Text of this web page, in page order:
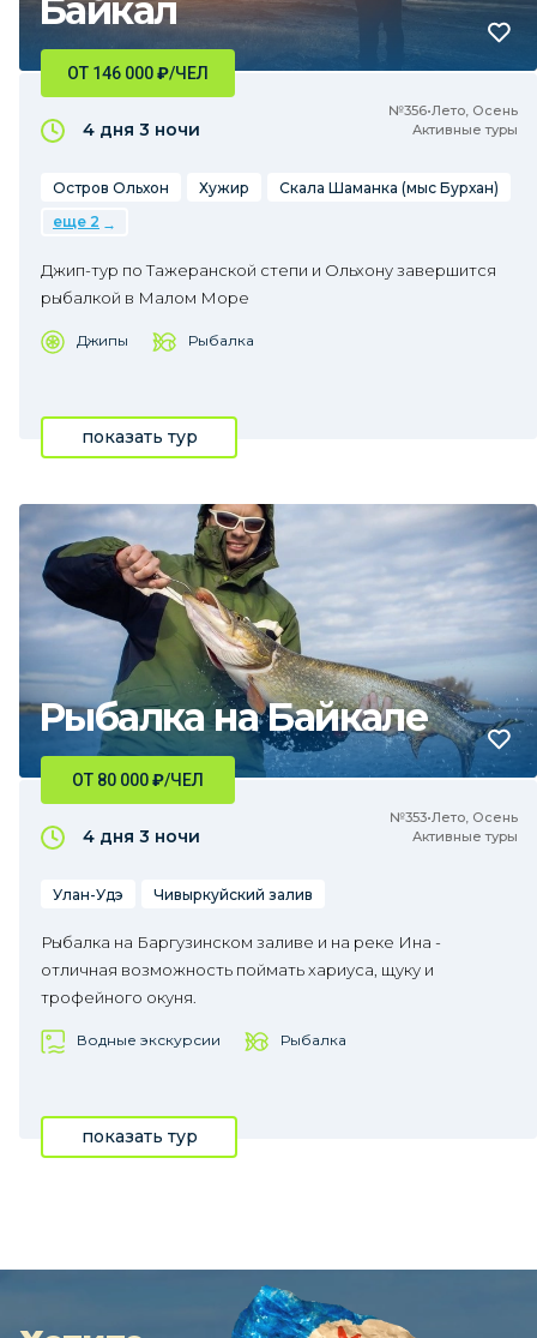
Байкал
№356•Лето, Осень
Активные туры
ОТ 146 000₽/ЧЕЛ
4 дня 3 ночи
Остров Ольхон Хужир
Скала Шаманка (мыс Бурхан)
еще 2
Джип-тур по Тажеранской степи и Ольхону завершится
рыбалкой в Малом Море
Джипы Рыбалка
показать тур
Рыбалка на Байкале
№353•Лето, Осень
Активные туры
ОТ 80 000₽/ЧЕЛ
4 дня 3 ночи
Улан-Удэ Чивыркуйский залив
Рыбалка на Баргузинском заливе и на реке Ина -
отличная возможность поймать хариуса, щуку и
трофейного окуня.
Водные экскурсии Рыбалка
показать тур